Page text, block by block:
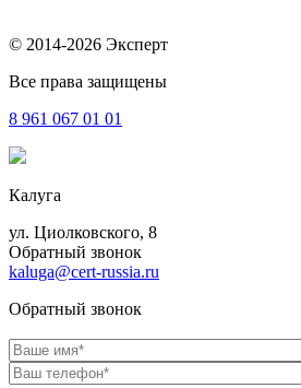
© 2014-2026 Эксперт
Все права защищены
8 961 067 01 01
Калуга
ул. Циолковского, 8
Обратный звонок
kaluga@cert-russia.ru
Обратный звонок